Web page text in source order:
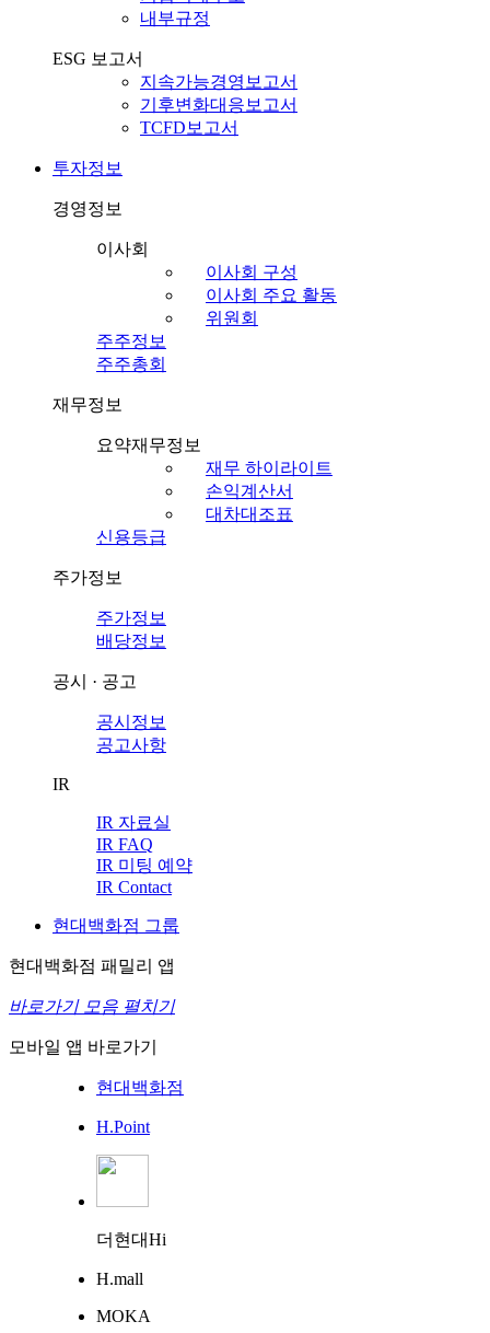
내부규정
ESG 보고서
지속가능경영보고서
기후변화대응보고서
TCFD보고서
투자정보
경영정보
이사회
이사회 구성
이사회 주요 활동
위원회
주주정보
주주총회
재무정보
요약재무정보
재무 하이라이트
손익계산서
대차대조표
신용등급
주가정보
주가정보
배당정보
공시 · 공고
공시정보
공고사항
IR
IR 자료실
IR FAQ
IR 미팅 예약
IR Contact
현대백화점 그룹
현대백화점 패밀리 앱
바로가기 모음 펼치기
모바일 앱 바로가기
현대백화점
H.Point
더현대Hi
H.mall
MOKA